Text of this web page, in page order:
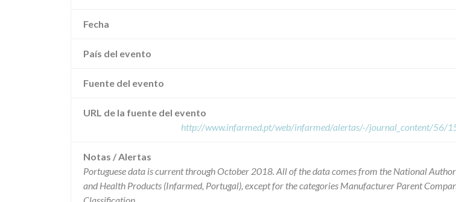
Fecha
País del evento
Fuente del evento
URL de la fuente del evento
http://www.infarmed.pt/web/infarmed/alertas/-/journal_content/56/
Notas / Alertas
Portuguese data is current through October 2018. All of the data comes from the National
and Health Products (Infarmed, Portugal), except for the categories Manufacturer Parent